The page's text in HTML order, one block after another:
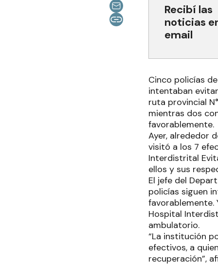
Recibí las
noticias
email
Cinco policías
intentaban
ruta provincial
mientras dos
favorablemente.
Ayer, alrededor
visitó a los 7
Interdistrital
ellos y sus
El jefe del
policías siguen
favorablemente.
Hospital
ambulatorio.
“La institución
efectivos, a
recuperación”,